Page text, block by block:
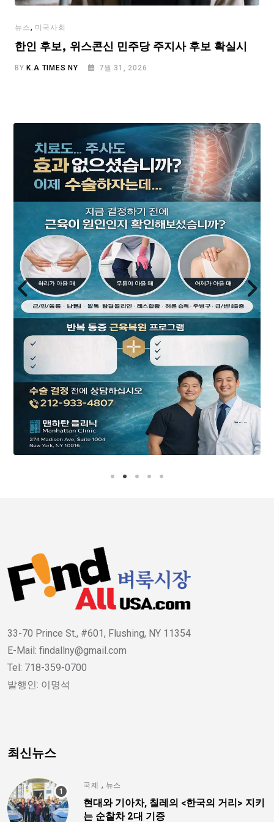
뉴스, 미국사회
한인 후보, 위스콘신 민주당 주지사 후보 확실시
BY K.A TIMES NY 7월 31, 2026
33-70 Prince St., #601, Flushing, NY 11354
E-Mail: findallny@gmail.com
Tel: 718-359-0700
발행인: 이명석
최신뉴스
국제 , 뉴스
현대와 기아차, 칠레의 <한국의 거리> 지키
는 순찰차 2대 기증